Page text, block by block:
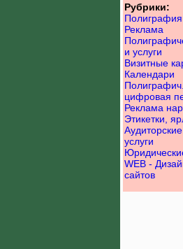
Рубрики:
Полиграфия
Реклама
и услуги
Визитные
Календари
цифровая
Реклама
Этикетки,
услуги
WEB -
сайтов